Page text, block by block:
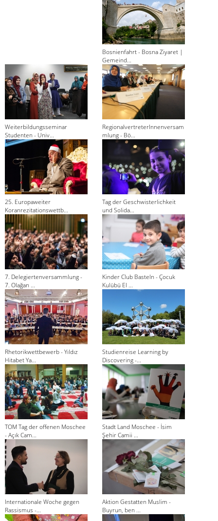
Bosnienfahrt - Bosna Ziyaret |
Gemeind...
Weiterbildungsseminar
Studenten - Univ...
RegionalvertreterInnenversam
mlung - Bö...
25. Europaweiter
Koranrezitationswettb...
Tag der Geschwisterlichkeit
und Solida...
7. Delegiertenversammlung -
7. Olağan ...
Kinder Club Basteln - Çocuk
Kulübü El ...
Rhetorikwettbewerb - Yıldız
Hitabet Ya...
Studienreise Learning by
Discovering -...
TOM Tag der offenen Moschee
- Açık Cam...
Stadt Land Moschee - İsim
Şehir Camii ...
Internationale Woche gegen
Rassismus -...
Aktion Gestatten Muslim -
Buyrun, ben ...